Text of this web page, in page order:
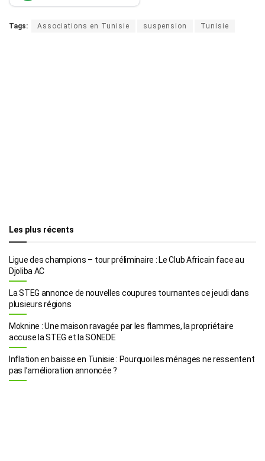
Tags: Associations en Tunisie suspension Tunisie
Les plus récents
Ligue des champions – tour préliminaire : Le Club Africain face au
Djoliba AC
La STEG annonce de nouvelles coupures tournantes ce jeudi dans
plusieurs régions
Moknine : Une maison ravagée par les flammes, la propriétaire
accuse la STEG et la SONEDE
Inflation en baisse en Tunisie : Pourquoi les ménages ne ressentent
pas l’amélioration annoncée ?